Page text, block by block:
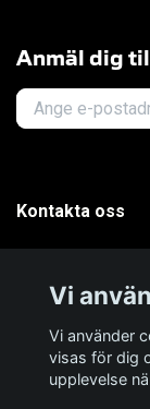
Anmäl dig
Kontakta oss
Kundservice
Vi
Vi använder
visas för dig
upplevelse